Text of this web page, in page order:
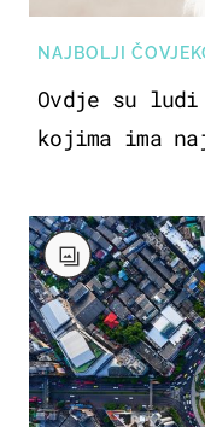
NAJBOLJI
Ovdje su ludi
kojima ima